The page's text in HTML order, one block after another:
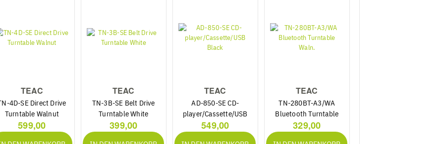
TEAC
4D-SE Direct Drive
Turntable Walnut
599,00
TEAC
TN-3B-SE Belt Drive
Turntable White
399,00
TEAC
AD-850-SE CD-
player/Cassette/USB
Black
549,00
TEAC
TN-280BT-A3/WA
Bluetooth Turntable
Waln.
329,00